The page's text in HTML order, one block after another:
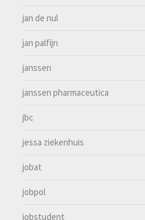
jan de nul
jan palfijn
janssen
janssen pharmaceutica
jbc
jessa ziekenhuis
jobat
jobpol
jobstudent